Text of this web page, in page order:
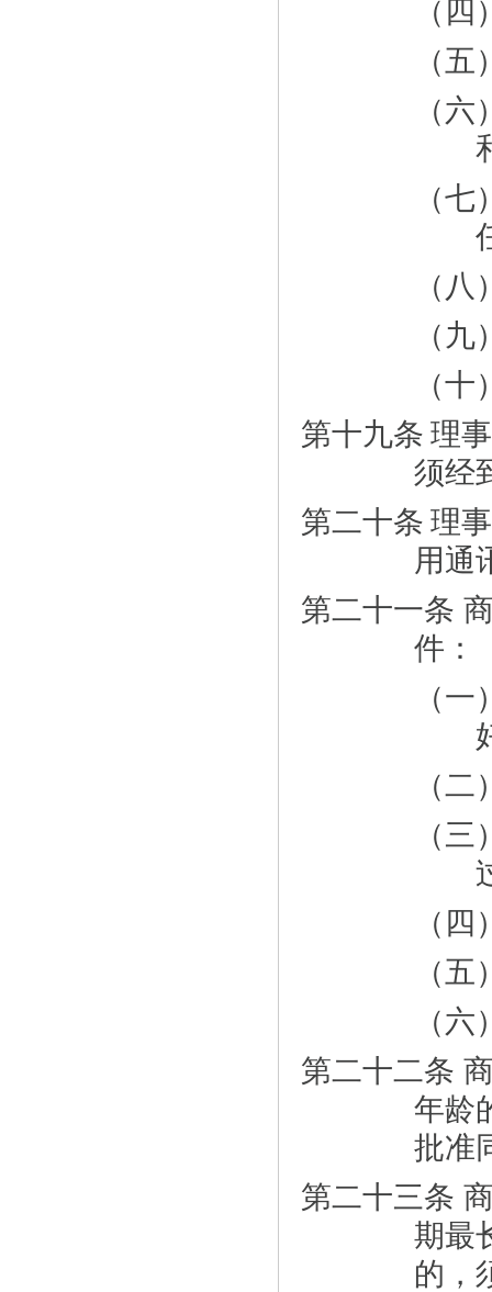
（
（
（
（
（
（
（
第十九条 理
须经
第二十条 理
用通
第二十一条
件：
（
（
（
（
（
（
第二十二条
年龄
批准
第二十三条
期最
的，